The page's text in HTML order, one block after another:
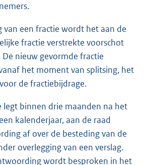
van een fractie wordt het aan de
fractie verstrekte voorschot
nieuw gevormde fractie
het moment van splitsing, het
de fractiebijdrage.
legt binnen drie maanden na het
kalenderjaar, aan de raad
af over de besteding van de
overlegging van een verslag.
wordt besproken in het